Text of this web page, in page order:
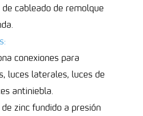
cableado de remolque
conexiones para
luces laterales, luces de
antiniebla.
zinc fundido a presión